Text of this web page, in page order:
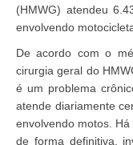
(HMWG) atendeu
envolvendo
De acordo com o
cirurgia geral do
é um problema
atende diariamente
envolvendo motos.
de forma definitiva,